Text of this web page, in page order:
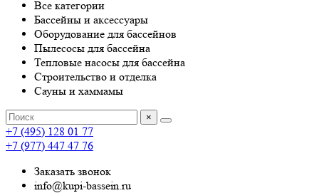
Все категории
Бассейны и аксессуары
Оборудование для бассейнов
Пылесосы для бассейна
Тепловые насосы для бассейна
Строительство и отделка
Сауны и хаммамы
×
+7 (495) 128 01 77
+7 (977) 447 47 76
Заказать звонок
info@kupi-bassein.ru